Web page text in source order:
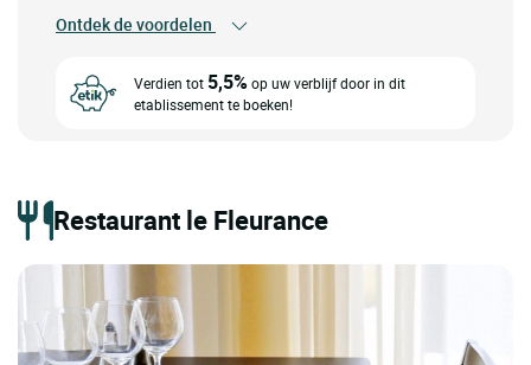
Ontdek de voordelen
Verdien tot 5,5%op uw verblijf door in dit
etablissement te boeken!
Restaurant le Fleurance